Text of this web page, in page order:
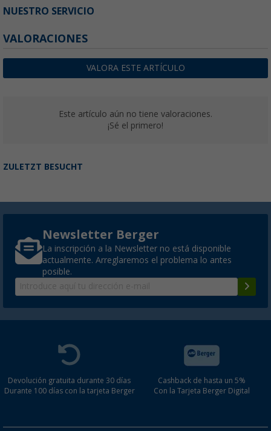
NUESTRO SERVICIO
VALORACIONES
VALORA ESTE ARTÍCULO
Este artículo aún no tiene valoraciones.
¡Sé el primero!
ZULETZT BESUCHT
Newsletter Berger
La inscripción a la Newsletter no está disponible
actualmente. Arreglaremos el problema lo antes
posible.
Devolución gratuita durante 30 días
Durante 100 días con la tarjeta Berger
Cashback de hasta un 5%
Con la Tarjeta Berger Digital